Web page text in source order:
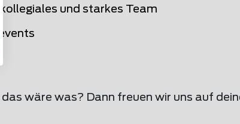
und starkes Team
wäre was? Dann freuen wir uns auf